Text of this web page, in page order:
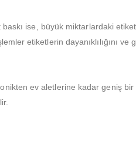
ise, büyük miktarlardaki
etiketlerin dayanıklılığını ve
ev aletlerine kadar geniş bir